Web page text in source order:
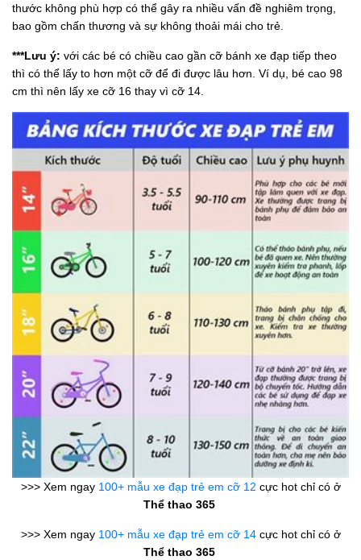
thước không phù hợp có thể gây ra nhiều vấn đề nghiêm trọng,
bao gồm chấn thương và sự không thoải mái cho trẻ.
***Lưu ý: với các bé có chiều cao gần cỡ bánh xe đạp tiếp theo
thì có thể lấy to hơn một cỡ để đi được lâu hơn. Ví dụ, bé cao 98
cm thì nên lấy xe cỡ 16 thay vì cỡ 14.
>>> Xem ngay 100+ mẫu xe đạp trẻ em cỡ 12 cực hot chỉ có ở
Thể thao 365
>>> Xem ngay 100+ mẫu xe đạp trẻ em cỡ 14cực hot chỉ có ở
Thể thao 365